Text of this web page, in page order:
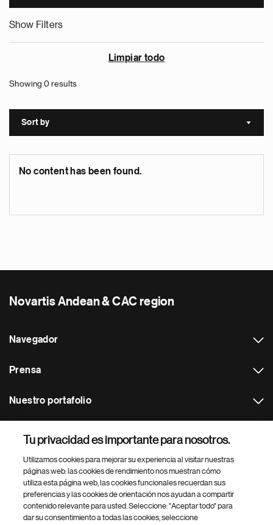
Show Filters
Limpiar todo
Showing 0 results
Sort by Sort
No content has been found.
Novartis Andean & CAC region
Navegador
Prensa
Nuestro portafolio
Footer Site Search
Tu privacidad es importante para nosotros.
Utilizamos cookies para mejorar su experiencia al visitar nuestras
páginas web: las cookies de rendimiento nos muestran cómo
utiliza esta página web, las cookies funcionales recuerdan sus
preferencias y las cookies de orientación nos ayudan a compartir
contenido relevante para usted. Seleccione: "Aceptar todo" para
dar su consentimiento a todas las cookies, seleccione